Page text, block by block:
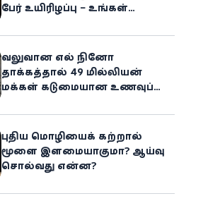
பேர் உயிரிழப்பு – உங்கள்
ஆபத்து!
வலுவான எல் நினோ
தாக்கத்தால் 49 மில்லியன்
மக்கள் கடுமையான உணவுப்
அபாயம் - உலக உணவுத் திட்டம்
எச்சரிக்கை!
புதிய மொழியைக் கற்றால்
மூளை இளமையாகுமா? ஆய்வு
சொல்வது என்ன?